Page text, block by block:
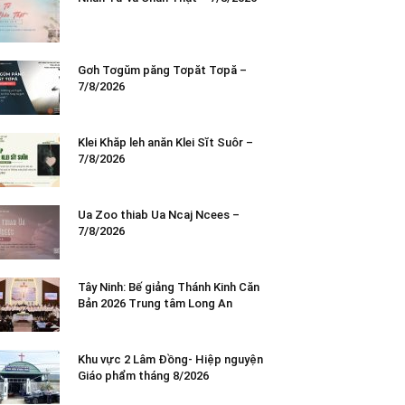
Gơh Tơgŭm păng Tơpăt Tơpă –
7/8/2026
Klei Khăp leh anăn Klei Sĭt Suôr –
7/8/2026
Ua Zoo thiab Ua Ncaj Ncees –
7/8/2026
Tây Ninh: Bế giảng Thánh Kinh Căn
Bản 2026 Trung tâm Long An
Khu vực 2 Lâm Đồng- Hiệp nguyện
Giáo phẩm tháng 8/2026